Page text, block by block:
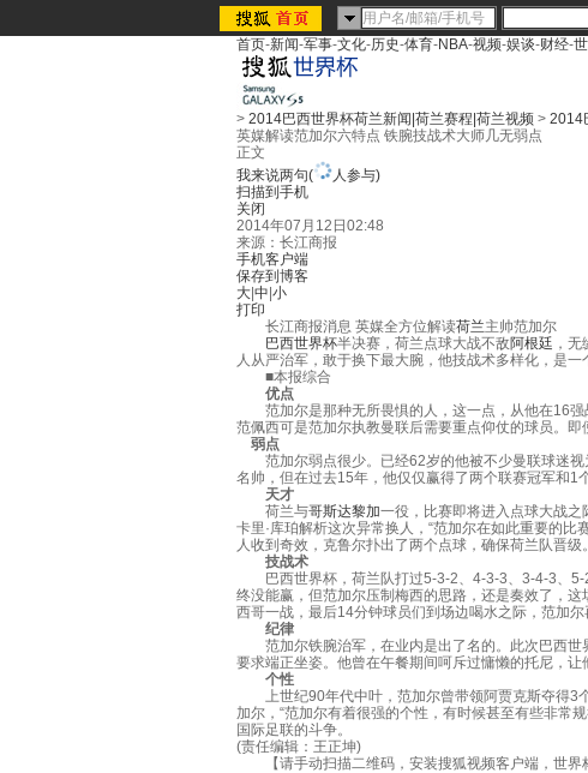
首页-新闻-军事-文化-历史-体育-NBA-视频-娱谈-财经-
> 2014巴西世界杯荷兰新闻|荷兰赛程|荷兰视频 > 2014
英媒解读范加尔六特点 铁腕技战术大师几无弱点
正文
我来说两句(
人参与)
扫描到手机
关闭
2014年07月12日02:48
来源： 长江商报
手机客户端
保存到博客
大 中 小
打印
长江商报消息 英媒全方位解读荷兰主帅范加尔
巴西世界杯半决赛，荷兰点球大战不敌阿根廷 ，
人从严治军，敢于换下最大腕，他技战术多样化，是一
■本报综合
优点
范加尔是那种无所畏惧的人，这一点，从他在16强
范佩西可是范加尔执教曼联后需要重点仰仗的球员。即
弱点
范加尔弱点很少。已经62岁的他被不少曼联球迷视
名帅，但在过去15年，他仅仅赢得了两个联赛冠军和1
天才
荷兰与哥斯达黎加一役，比赛即将进入点球大战
卡里·库珀解析这次异常换人，“范加尔在如此重要的
人收到奇效，克鲁尔扑出了两个点球，确保荷兰队晋级。
技战术
巴西世界杯，荷兰队打过5-3-2、4-3-3、3-4-3、5-
终没能赢，但范加尔压制梅西的思路，还是奏效了，
西哥一战，最后14分钟球员们到场边喝水之际，范加
纪律
范加尔铁腕治军，在业内是出了名的。此次巴西世
要求端正坐姿。他曾在午餐期间呵斥过慵懒的托尼，
个性
上世纪90年代中叶，范加尔曾带领阿贾克斯夺得3
加尔，“范加尔有着很强的个性，有时候甚至有些非常
国际足联的斗争。
(责任编辑：王正坤)
【请手动扫描二维码，安装搜狐视频客户端，世界